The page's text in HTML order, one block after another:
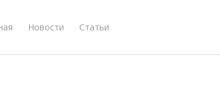
Новости Статьи